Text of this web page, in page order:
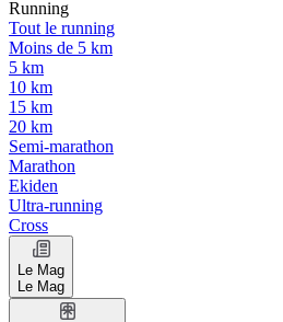
Running
Tout le running
Moins de 5 km
5 km
10 km
15 km
20 km
Semi-marathon
Marathon
Ekiden
Ultra-running
Cross
Le Mag
Le Mag